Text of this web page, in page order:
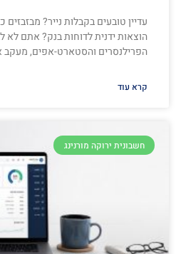
עדיין טובעים בקבלות נייר?
הוצאות ידנית לדוחות בנק? אתם לא
הפרילנסרים והסטארט-אפים, מעקב
קרא עוד
חשבונית ירוקה מורנינג